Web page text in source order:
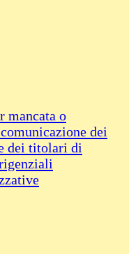
mancata o
dei
dei titolari di